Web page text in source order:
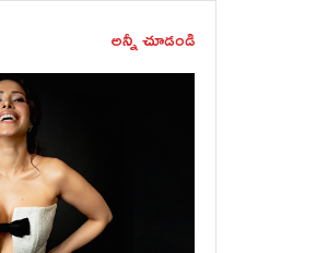
అన్నీ చూడండి